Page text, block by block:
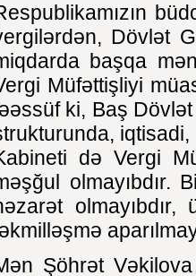
Dövlət
başqa
Müfəttişliyi
ki, Baş
iqtisadi,
də Vergi
olmayıbdır.
Şöhrət